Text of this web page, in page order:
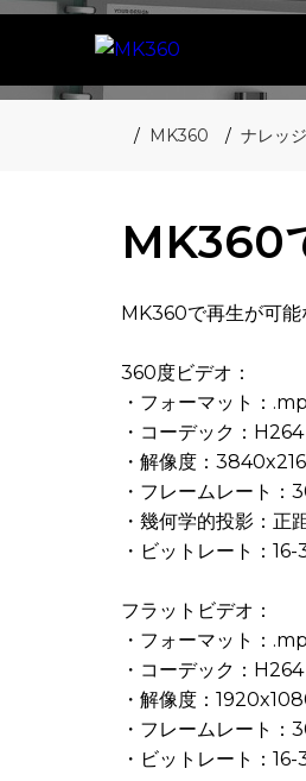
MK360 ナレッ
MK360
MK360で再生が可能
360度ビデオ：
・フォーマット：
・コーデック：H264
・解像度：
・フレームレート：
・幾何学的投影：正
・ビットレート：
フラットビデオ：
・フォーマット：
・コーデック：H264
・解像度：
・フレームレート：
・ビットレート：